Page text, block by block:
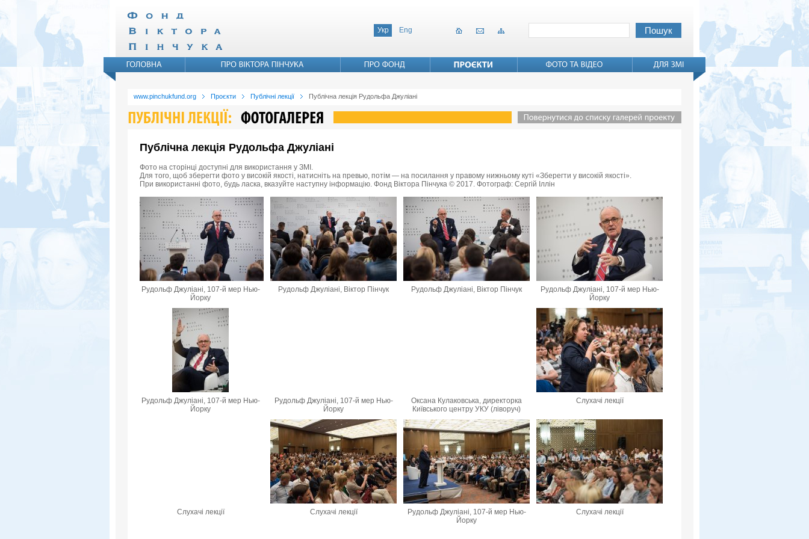
Укр Eng
www.pinchukfund.org Проєкти Публічні лекції Публічна лекція Рудольфа Джуліані
Публічна лекція Рудольфа Джуліані
Фото на сторінці доступні для використання у ЗМІ.
Для того, щоб зберегти фото у високій якості, натисніть на превью, потім — на посилання у правому нижньому куті «Зберегти у високій якості».
При використанні фото, будь ласка, вказуйте наступну інформацію. Фонд Віктора Пінчука © 2017. Фотограф: Сергій Іллін
Рудольф Джуліані, 107-й мер Нью-
Йорку
Рудольф Джуліані, Віктор Пінчук Рудольф Джуліані, Віктор Пінчук
Рудольф Джуліані, 107-й мер Нью-
Йорку
Рудольф Джуліані, 107-й мер Нью-
Йорку
Рудольф Джуліані, 107-й мер Нью-
Йорку
Оксана Кулаковська, директорка
Київського центру УКУ (ліворуч)
Слухачі лекції
Слухачі лекції Слухачі лекції
Рудольф Джуліані, 107-й мер Нью-
Йорку
Слухачі лекції